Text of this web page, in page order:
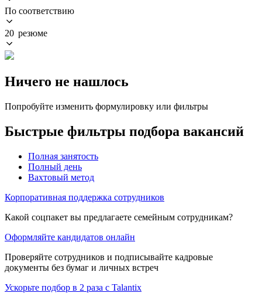
По соответствию
20 резюме
Ничего не нашлось
Попробуйте изменить формулировку или фильтры
Быстрые фильтры подбора вакансий
Полная занятость
Полный день
Вахтовый метод
Корпоративная поддержка сотрудников
Какой соцпакет вы предлагаете семейным сотрудникам?
Оформляйте кандидатов онлайн
Проверяйте сотрудников и подписывайте кадровые
документы без бумаг и личных встреч
Ускорьте подбор в 2 раза с Talantix